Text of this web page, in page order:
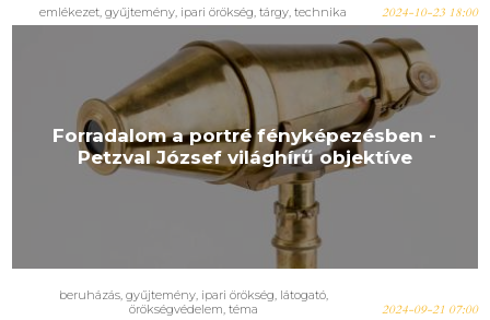
emlékezet, gyűjtemény, ipari örökség, tárgy, technika 2024-10-23 18:00
Forradalom a portré fényképezésben -
Petzval József világhírű objektíve
beruházás, gyűjtemény, ipari örökség, látogató,
örökségvédelem, téma 2024-09-21 07:00